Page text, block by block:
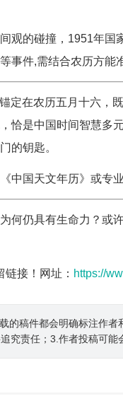
观的碰撞，1951年
事件,需结合农历方能
定在农历五月十六，
恰是中国时间智慧多
的钥匙。
中国天文年历》或专
何仍具有生命力？或
链接！网址： https://
的稿件都会明确标注作
究责任；3.作者投稿可能